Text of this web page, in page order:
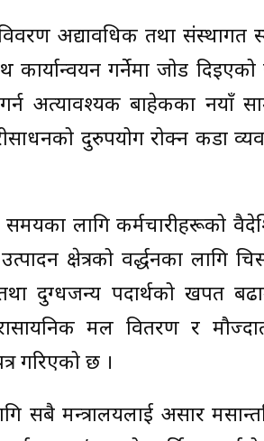
अद्यावधिक तथा संस्थागत
कार्यान्वयन गर्नेमा जोड
अत्यावश्यक बाहेकका नयाँ
दुरुपयोग रोक्न कडा
समयका लागि कर्मचारीहरूको
क्षेत्रको प्रवर्द्धनका लागि
दुग्धजन्य पदार्थको खपत
मल वितरण र
गरिएको छ ।
सबै मन्त्रालयलाई असार